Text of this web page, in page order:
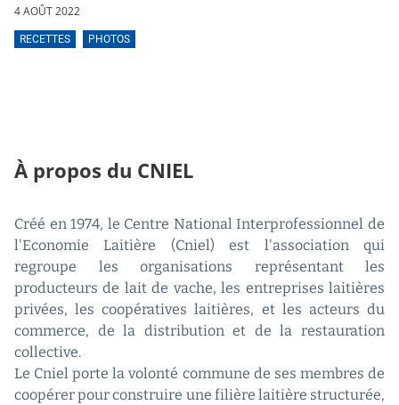
4 AOÛT 2022
RECETTES PHOTOS
À propos du CNIEL
Créé en 1974, le Centre National Interprofessionnel de
l'Economie Laitière (Cniel) est l'association qui
regroupe les organisations représentant les
producteurs de lait de vache, les entreprises laitières
privées, les coopératives laitières, et les acteurs du
commerce, de la distribution et de la restauration
collective.
Le Cniel porte la volonté commune de ses membres de
coopérer pour construire une filière laitière structurée,